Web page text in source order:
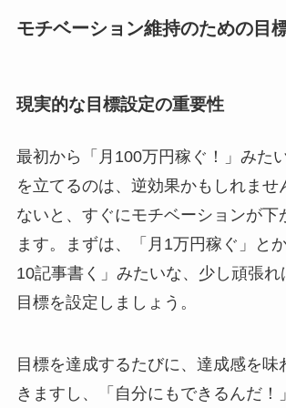
モチベーション維持のための目
現実的な目標設定の重要性
最初から「月100万円稼ぐ！」みた
を立てるのは、逆効果かもしれませ
ないと、すぐにモチベーションが下
ます。まずは、「月1万円稼ぐ」と
10記事書く」みたいな、少し頑張れ
目標を設定しましょう。
目標を達成するたびに、達成感を味
きますし、「自分にもできるんだ！